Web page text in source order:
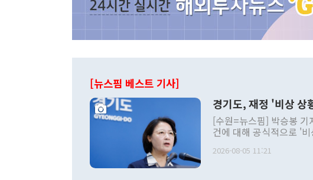
[뉴스핌 베스트 기사]
경기도, 재정 '비상 상
[수원=뉴스핌] 박승봉 기
건에 대해 공식적으로 '
미애 경기도지사가 5일
2026-08-05 11:21